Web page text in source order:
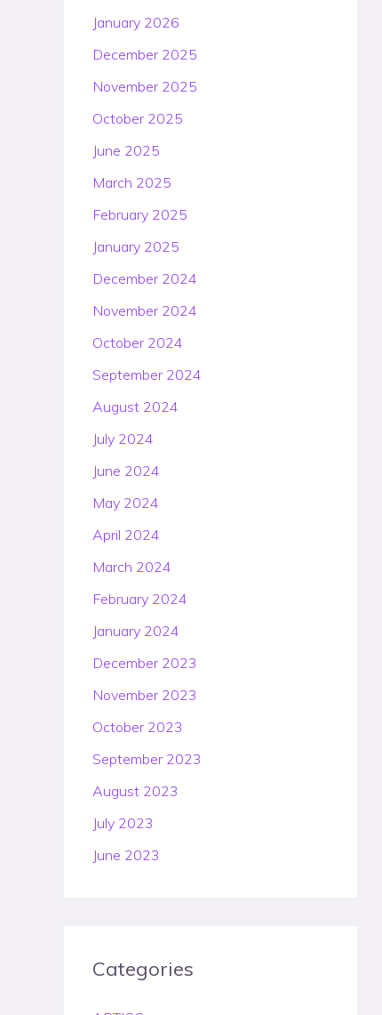
January 2026
December 2025
November 2025
October 2025
June 2025
March 2025
February 2025
January 2025
December 2024
November 2024
October 2024
September 2024
August 2024
July 2024
June 2024
May 2024
April 2024
March 2024
February 2024
January 2024
December 2023
November 2023
October 2023
September 2023
August 2023
July 2023
June 2023
Categories